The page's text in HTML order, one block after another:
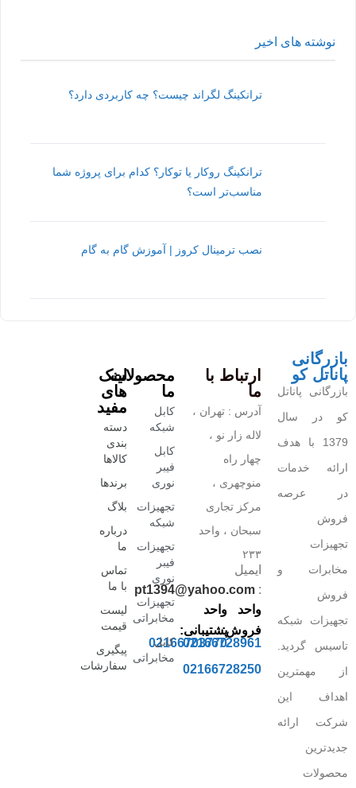
نوشته های اخیر
ترانکینگ لگراند چیست؟ چه کاربردی دارد؟
ترانکینگ روکار یا توکار؟ کدام برای پروژه شما
مناسب‌تر است؟
نصب ترمینال کروز | آموزش گام به گام
بازرگانی
پاناتل کو
بازرگانی پاناتل
کو در سال
1379 با هدف
ارائه خدمات
در عرصه
فروش
تجهیزات
مخابرات و
فروش
تجهیزات شبکه
تاسیس گردید.
از مهمترین
اهداف این
شرکت ارائه
جدیدترین
محصولات
ارتباط با
ما
آدرس : تهران ،
لاله زار نو ،
چهار راه
منوچهری ،
مرکز تجاری
سبحان ، واحد
۲۳۳
ایمیل
:
pt1394@yahoo.com
واحد
فروش:
02166728961
02166728250
واحد
پشتیبانی:
02166703770
محصولات
ما
کابل
شبکه
کابل
فیبر
نوری
تجهیزات
شبکه
تجهیزات
فیبر
نوری
تجهیزات
مخابراتی
کابل
مخابراتی
لینک
های
مفید
دسته
بندی
کالاها
برندها
بلاگ
درباره
ما
تماس
با ما
لیست
قیمت
پیگیری
سفارشات